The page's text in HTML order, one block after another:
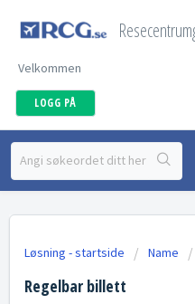
Velkommen
LOGG PÅ
Løsning - startside Name
Regelbar billett